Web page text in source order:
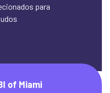
para
of Miami